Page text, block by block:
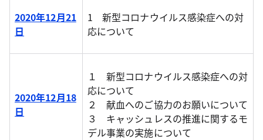
2020年12月21
日
1 新型コロナウイルス感染症への対
応について
2020年12月18
日
１ 新型コロナウイルス感染症への対
応について
２ 献血へのご協力のお願いについて
３ キャッシュレスの推進に関するモ
デル事業の実施について